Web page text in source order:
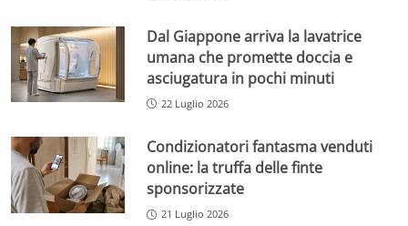
Dal Giappone arriva la lavatrice
umana che promette doccia e
asciugatura in pochi minuti
22 Luglio 2026
Condizionatori fantasma venduti
online: la truffa delle finte
sponsorizzate
21 Luglio 2026